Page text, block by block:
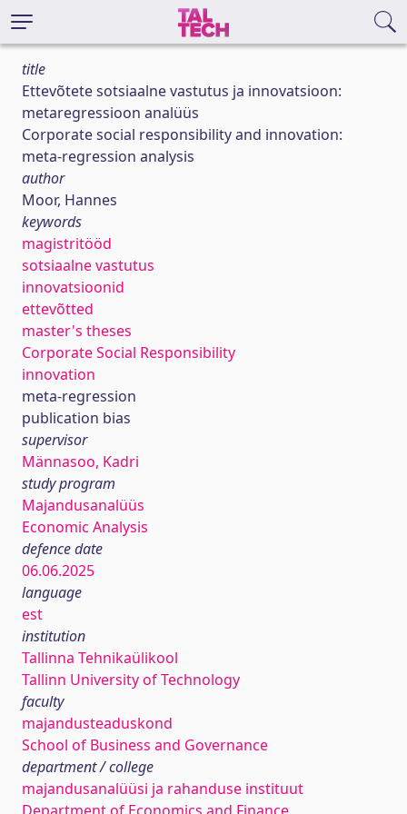
title
Ettevõtete sotsiaalne vastutus ja innovatsioon:
metaregressioon analüüs
Corporate social responsibility and innovation:
meta-regression analysis
author
Moor, Hannes
keywords
magistritööd
sotsiaalne vastutus
innovatsioonid
ettevõtted
master's theses
Corporate Social Responsibility
innovation
meta-regression
publication bias
supervisor
Männasoo, Kadri
study program
Majandusanalüüs
Economic Analysis
defence date
06.06.2025
language
est
institution
Tallinna Tehnikaülikool
Tallinn University of Technology
faculty
majandusteaduskond
School of Business and Governance
department / college
majandusanalüüsi ja rahanduse instituut